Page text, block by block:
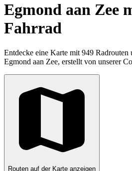
Egmond aan Zee
Fahrrad
Entdecke eine Karte mit 949 Radrouten
Egmond aan Zee, erstellt von unserer
Routen auf der Karte anzeigen